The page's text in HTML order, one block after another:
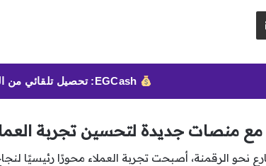
نحو الرقمنة، أصبحت تجربة العملاء محورًا رئيسيًا